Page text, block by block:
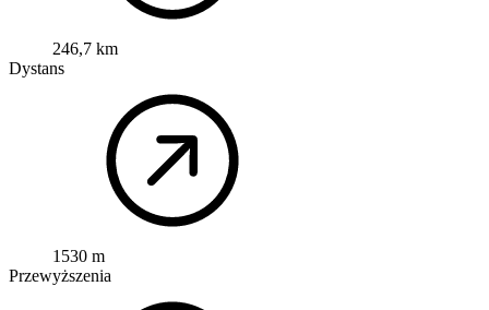
246,7 km
Dystans
1530 m
Przewyższenia